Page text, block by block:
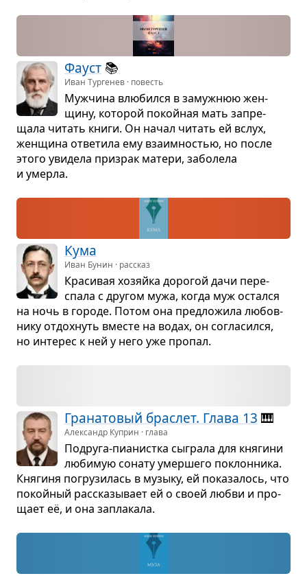
Фауст 📚
Иван Тургенев · повесть
Муж­чина влю­бился в замуж­нюю жен­
щину, кото­рой покой­ная мать запре­
щала читать книги. Он начал читать ей вслух,
жен­щина отве­тила ему вза­им­но­стью, но после
этого уви­дела при­зрак матери, забо­лела
и умерла.
Кума
Иван Бунин · рассказ
Кра­си­вая хозяйка доро­гой дачи пере­
спала с дру­гом мужа, когда муж остался
на ночь в городе. Потом она пред­ло­жила любов­
нику отдох­нуть вме­сте на водах, он согла­сился,
но инте­рес к ней у него уже про­пал.
Гра­на­то­вый брас­лет. Глава 13 🎹
Александр Куприн · глава
Подруга-пиа­нистка сыграла для кня­гини
люби­мую сонату умер­шего поклон­ника.
Кня­гиня погру­зи­лась в музыку, ей пока­за­лось, что
покой­ный рас­ска­зы­вает ей о своей любви и про­
щает её, и она запла­кала.